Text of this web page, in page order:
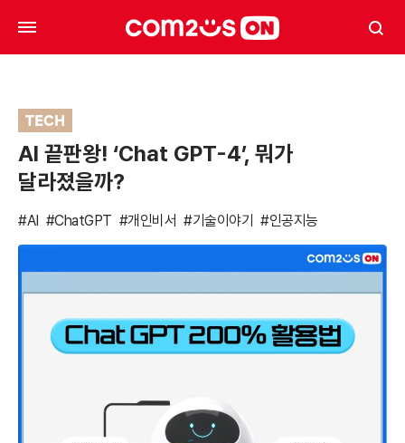
TECH
AI 끝판왕! ‘Chat GPT-4’, 뭐가
달라졌을까?
#AI #ChatGPT #개인비서 #기술이야기 #인공지능